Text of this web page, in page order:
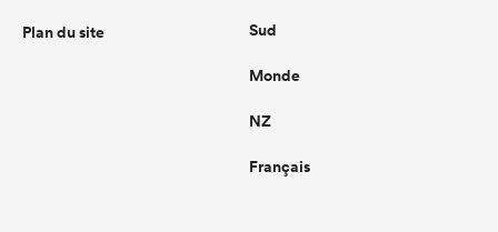
Plan du site Sud
Monde
NZ
Français